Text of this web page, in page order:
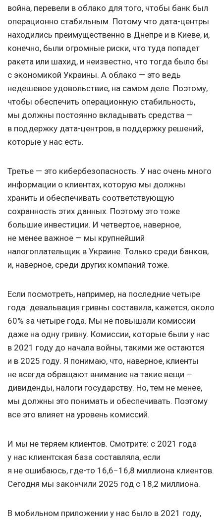
война, перевели в облако для того, чтобы банк был
операционно стабильным. Потому что дата-центры
находились преимущественно в Днепре и в Киеве, и,
конечно, были огромные риски, что туда попадет
ракета или шахид, и неизвестно, что тогда было бы
с экономикой Украины. А облако — это ведь
недешевое удовольствие, на самом деле. Поэтому,
чтобы обеспечить операционную стабильность,
мы должны постоянно вкладывать средства —
в поддержку дата-центров, в поддержку решений,
которые у нас есть.
Третье — это кибербезопасность. У нас очень много
информации о клиентах, которую мы должны
хранить и обеспечивать соответствующую
сохранность этих данных. Поэтому это тоже
большие инвестиции. И четвертое, наверное,
не менее важное — мы крупнейший
налогоплательщик в Украине. Только среди банков,
и, наверное, среди других компаний тоже.
Если посмотреть, например, на последние четыре
года: девальвация гривны составила, кажется, около
60% за четыре года. Мы не повышали комиссии
даже на одну гривну. Комиссии, которые были у нас
в 2021 году до начала войны, такими же остаются
и в 2025 году. Я понимаю, что, наверное, клиенты
не всегда обращают внимание на такие вещи —
дивиденды, налоги государству. Но, тем не менее,
мы должны это понимать и обеспечивать. Поэтому
все это влияет на уровень комиссий.
И мы не теряем клиентов. Смотрите: с 2021 года
у нас клиентская база составляла, если
я не ошибаюсь, где-то 16,6−16,8 миллиона клиентов.
Сегодня мы закончили 2025 год с 18,2 миллиона.
В мобильном приложении у нас было в 2021 году,